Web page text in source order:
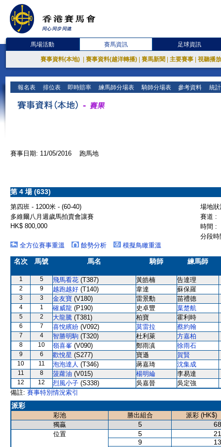
馬場活動 賽馬資訊 足球資訊
賽事資料(本地) 賽事資料(越洋轉播) 賽馬新聞 主要賽事 視聽播
報名表 排位表 即時賠率 練馬師分場表 騎師分場表 參考資料 統
賽事日期: 11/05/2016 跑馬地
第 4 場 (633)
第四班 - 1200米 - (60-40)
場地
多維爾八月週歲馬拍賣會讓賽
賽道 :
HK$ 800,000
時間 :
分段
全方位賽事重溫
餘勢分析 模擬鳥瞰重溫
名次 馬號 馬名 騎師 練馬師
1 5 飛馬看花 (T387) 黃皓楠 告達理
2 9 越跑越好 (T140) 韋達 蘇保羅
3 3 金友寶 (V180) 雷景勳 苗禮德
4 1 確威龍 (P190) 史卓豐 葉楚航
5 2 大龍騰 (T381) 柏寶 霍利時
6 7 喜悅繽紛 (V092) 莫雷拉 蔡約翰
7 4 智勝明駒 (T320) 杜利萊 方嘉柏
8 10 嶺喜峯 (V090) 鄭雨滇 徐雨石
9 6 歡悅星 (S277) 寶遜 賀賢
10 11 泡泡達人 (T346) 蔣嘉琦 沈集成
11 8 菠蘿油 (V015) 楊明綸 李易達
12 12 烈風小子 (S338) 吳嘉晉
吳定強
備註: 賽事特別情況索引
派彩
彩池 勝出組合
派彩 (HK$)
獨贏
5
位置 5
9